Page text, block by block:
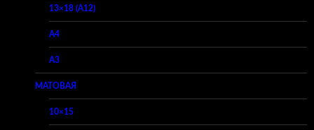
13×18 (A12)
A4
A3
МАТОВАЯ
10×15